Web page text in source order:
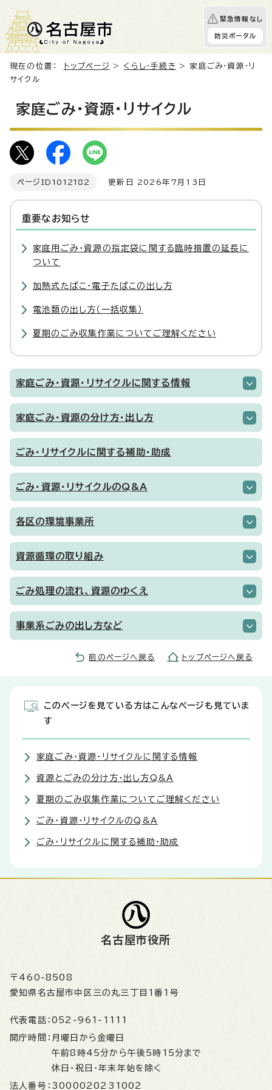
緊急情報なし
防災ポータル
現在の位置： トップページ > くらし・手続き > 家庭ごみ・資源・リ
サイクル
家庭ごみ・資源・リサイクル
ページID 1012182 更新日 2026年7月13日
重要なお知らせ
家庭用ごみ・資源の指定袋に関する臨時措置の延長に
ついて
加熱式たばこ・電子たばこの出し方
電池類の出し方（一括収集）
夏期のごみ収集作業についてご理解ください
家庭ごみ・資源・リサイクルに関する情報
家庭ごみ・資源の分け方・出し方
ごみ・リサイクルに関する補助・助成
ごみ・資源・リサイクルのQ&A
各区の環境事業所
資源循環の取り組み
ごみ処理の流れ、資源のゆくえ
事業系ごみの出し方など
前のページへ戻る トップページへ戻る
このページを見ている方はこんなページも見ていま
す
家庭ごみ・資源・リサイクルに関する情報
資源とごみの分け方・出し方Q&A
夏期のごみ収集作業についてご理解ください
ごみ・資源・リサイクルのQ&A
ごみ・リサイクルに関する補助・助成
名古屋市役所
〒460-8508
愛知県名古屋市中区三の丸三丁目1番1号
代表電話： 052-961-1111
開庁時間： 月曜日から金曜日
午前8時45分から午後5時15分まで
休日・祝日・年末年始を除く
法人番号： 3000020231002